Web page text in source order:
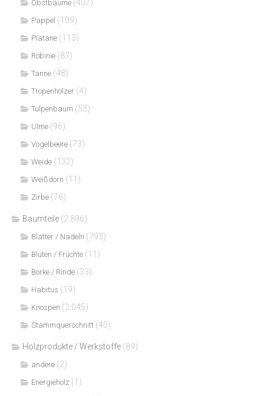
Obstbäume (407)
Pappel (109)
Platane (113)
Robinie (83)
Tanne (48)
Tropenhölzer (4)
Tulpenbaum (53)
Ulme (96)
Vogelbeere (73)
Weide (132)
Weißdorn (11)
Zirbe (76)
Baumteile (2.896)
Blätter / Nadeln (793)
Blüten / Früchte (11)
Borke / Rinde (33)
Habitus (19)
Knospen (2.045)
Stammquerschnitt (40)
Holzprodukte / Werkstoffe (89)
andere (2)
Energieholz (1)